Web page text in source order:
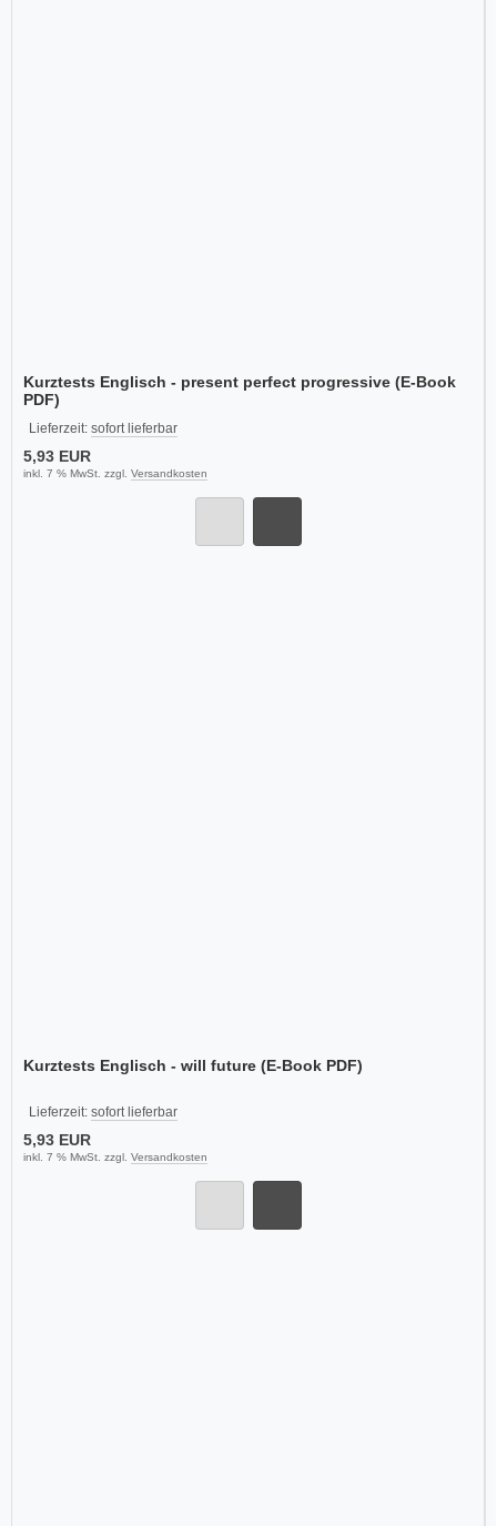
Kurztests Englisch - present perfect progressive (E-Book
PDF)
Lieferzeit: sofort lieferbar
5,93 EUR
inkl. 7 % MwSt. zzgl. Versandkosten
Kurztests Englisch - will future (E-Book PDF)
Lieferzeit: sofort lieferbar
5,93 EUR
inkl. 7 % MwSt. zzgl. Versandkosten